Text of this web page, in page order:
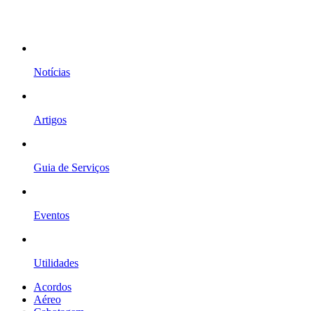
Notícias
Artigos
Guia de Serviços
Eventos
Utilidades
Acordos
Aéreo